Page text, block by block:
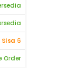
Sisa 6
Order